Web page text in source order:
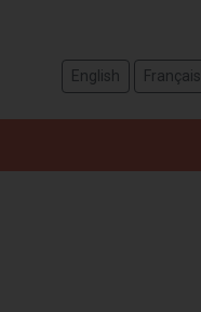
English Français